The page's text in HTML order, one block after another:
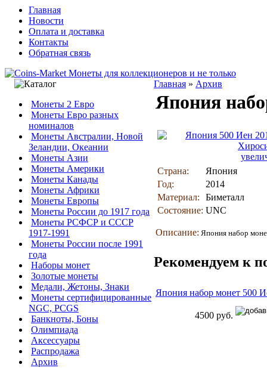
Главная
Новости
Оплата и доставка
Контакты
Обратная связь
Монеты 2 Евро
Монеты Евро разных
номиналов
Монеты Австралии, Новой
Зеландии, Океании
Монеты Азии
Монеты Америки
Монеты Канады
Монеты Африки
Монеты Европы
Монеты России до 1917 года
Монеты РСФСР и СССР
1917-1991
Монеты России после 1991
года
Наборы монет
Золотые монеты
Медали, Жетоны, Знаки
Монеты сертифицированные
NGC, PCGS
Банкноты, Боны
Олимпиада
Аксессуары
Распродажа
Архив
Главная » Архив
Япония
Страна:
Япония
Год:
2014
Материал:
Биметалл
Состояние: UNC
Описание: Япония набор
Рекомендуем к
Япония набор монет 500
4500 руб.